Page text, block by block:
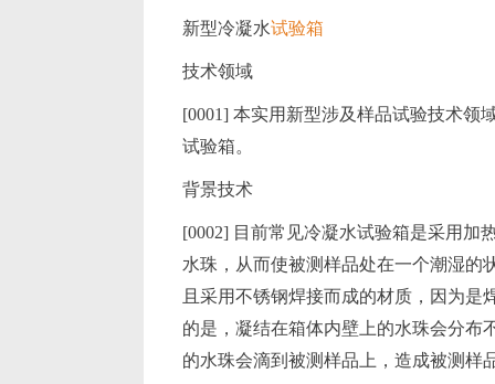
新型冷凝水试验箱
技术领域
[0001] 本实用新型涉及样品试验技术领
试验箱。
背景技术
[0002] 目前常见冷凝水试验箱是采用加
水珠，从而使被测样品处在一个潮湿的
且采用不锈钢焊接而成的材质，因为
的是，凝结在箱体内壁上的水珠会分布
的水珠会滴到被测样品上，造成被测样